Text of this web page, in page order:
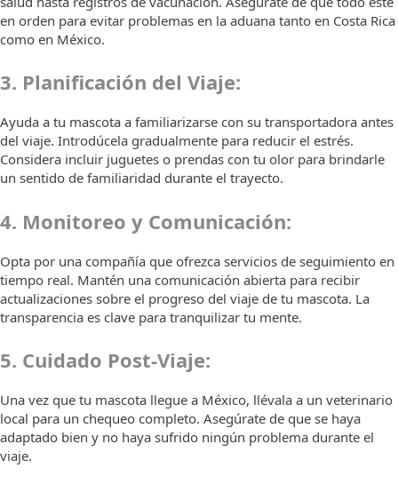
en orden para evitar problemas en la aduana tanto en Costa Rica
como en México.
3. Planificación del Viaje:
Ayuda a tu mascota a familiarizarse con su transportadora antes
del viaje. Introdúcela gradualmente para reducir el estrés.
Considera incluir juguetes o prendas con tu olor para brindarle
un sentido de familiaridad durante el trayecto.
4. Monitoreo y Comunicación:
Opta por una compañía que ofrezca servicios de seguimiento en
tiempo real. Mantén una comunicación abierta para recibir
actualizaciones sobre el progreso del viaje de tu mascota. La
transparencia es clave para tranquilizar tu mente.
5. Cuidado Post-Viaje:
Una vez que tu mascota llegue a México, llévala a un veterinario
local para un chequeo completo. Asegúrate de que se haya
adaptado bien y no haya sufrido ningún problema durante el
viaje.